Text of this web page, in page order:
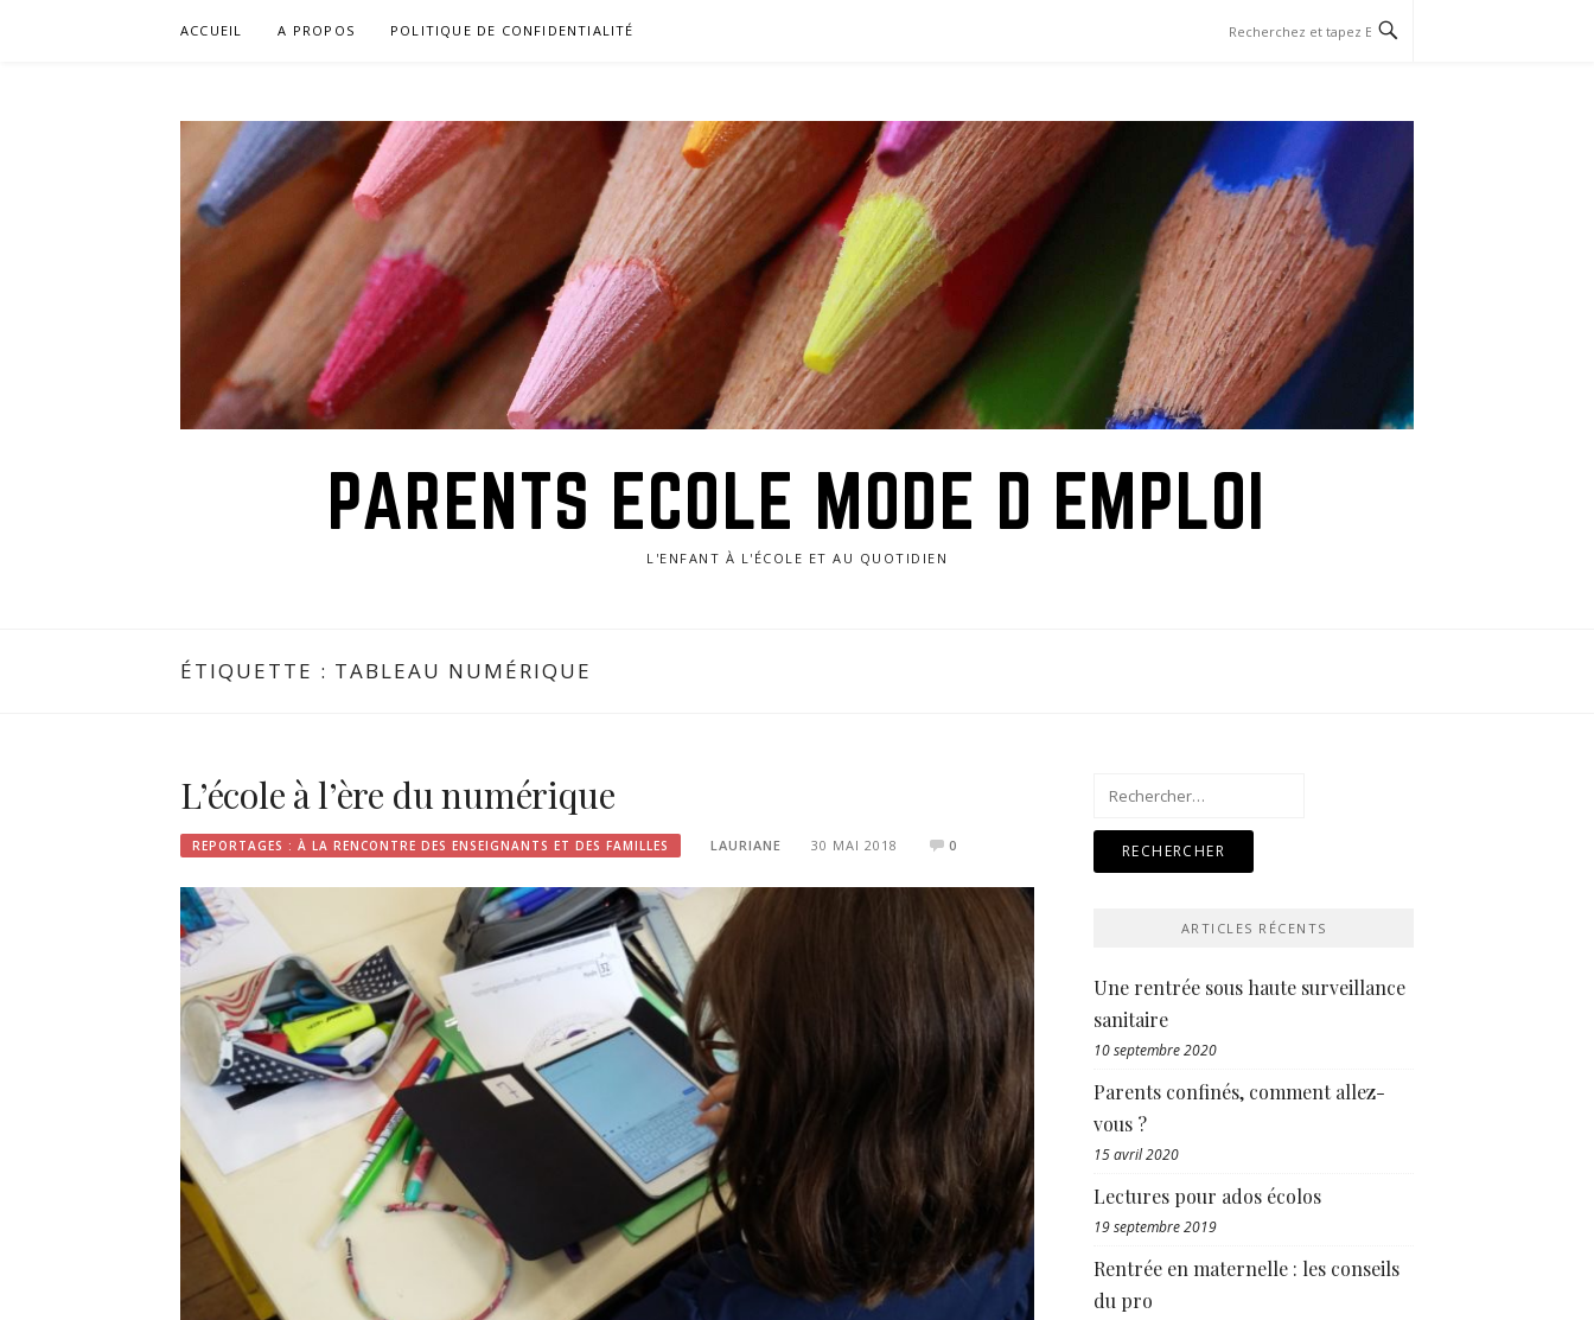
ACCUEIL A PROPOS POLITIQUE DE CONFIDENTIALITÉ
PARENTS ECOLE MODE D EMPLOI
L'ENFANT À L'ÉCOLE ET AU QUOTIDIEN
ÉTIQUETTE : TABLEAU NUMÉRIQUE
L’école à l’ère du numérique
REPORTAGES : À LA RENCONTRE DES ENSEIGNANTS ET DES FAMILLES LAURIANE 30 MAI 2018 0
Rechercher :
ARTICLES RÉCENTS
Une rentrée sous haute surveillance
sanitaire
10 septembre 2020
Parents confinés, comment allez-
vous ?
15 avril 2020
Lectures pour ados écolos
19 septembre 2019
Rentrée en maternelle : les conseils
du pro